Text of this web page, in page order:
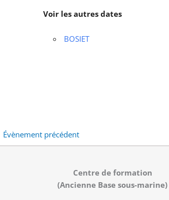
Voir les autres dates
BOSIET
Évènement précédent
Centre de formation
(Ancienne Base sous-marine)